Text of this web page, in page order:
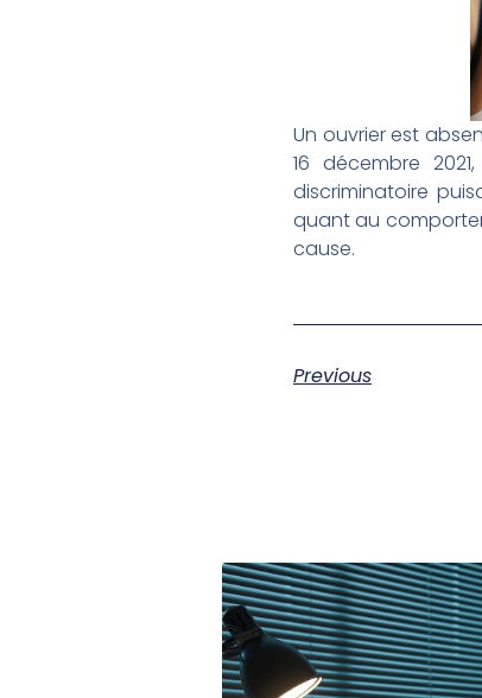
Un ouvrier est
16 décembre
discriminatoire
quant au
cause.
Previous